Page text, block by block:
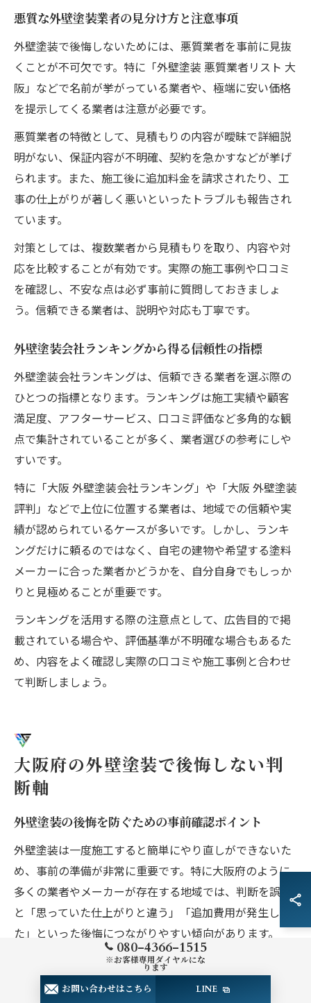
悪質な外壁塗装業者の見分け方と注意事項
外壁塗装で後悔しないためには、悪質業者を事前に見抜
くことが不可欠です。特に「外壁塗装 悪質業者リスト 大
阪」などで名前が挙がっている業者や、極端に安い価格
を提示してくる業者は注意が必要です。
悪質業者の特徴として、見積もりの内容が曖昧で詳細説
明がない、保証内容が不明確、契約を急かすなどが挙げ
られます。また、施工後に追加料金を請求されたり、工
事の仕上がりが著しく悪いといったトラブルも報告され
ています。
対策としては、複数業者から見積もりを取り、内容や対
応を比較することが有効です。実際の施工事例や口コミ
を確認し、不安な点は必ず事前に質問しておきましょ
う。信頼できる業者は、説明や対応も丁寧です。
外壁塗装会社ランキングから得る信頼性の指標
外壁塗装会社ランキングは、信頼できる業者を選ぶ際の
ひとつの指標となります。ランキングは施工実績や顧客
満足度、アフターサービス、口コミ評価など多角的な観
点で集計されていることが多く、業者選びの参考にしや
すいです。
特に「大阪 外壁塗装会社ランキング」や「大阪 外壁塗装
評判」などで上位に位置する業者は、地域での信頼や実
績が認められているケースが多いです。しかし、ランキ
ングだけに頼るのではなく、自宅の建物や希望する塗料
メーカーに合った業者かどうかを、自分自身でもしっか
りと見極めることが重要です。
ランキングを活用する際の注意点として、広告目的で掲
載されている場合や、評価基準が不明確な場合もあるた
め、内容をよく確認し実際の口コミや施工事例と合わせ
て判断しましょう。
大阪府の外壁塗装で後悔しない判
断軸
外壁塗装の後悔を防ぐための事前確認ポイント
外壁塗装は一度施工すると簡単にやり直しができないた
め、事前の準備が非常に重要です。特に大阪府のように
多くの業者やメーカーが存在する地域では、判断を誤る
と「思っていた仕上がりと違う」「追加費用が発生し
た」といった後悔につながりやすい傾向があります。
まず、施工内容と保証範囲を明確に確認しましょう。契
約書や見積もりに、使用塗料のメーカー名やグレード、
080-4366-1515
※お客様専用ダイヤルにな
ります
お問い合わせはこちら LINE